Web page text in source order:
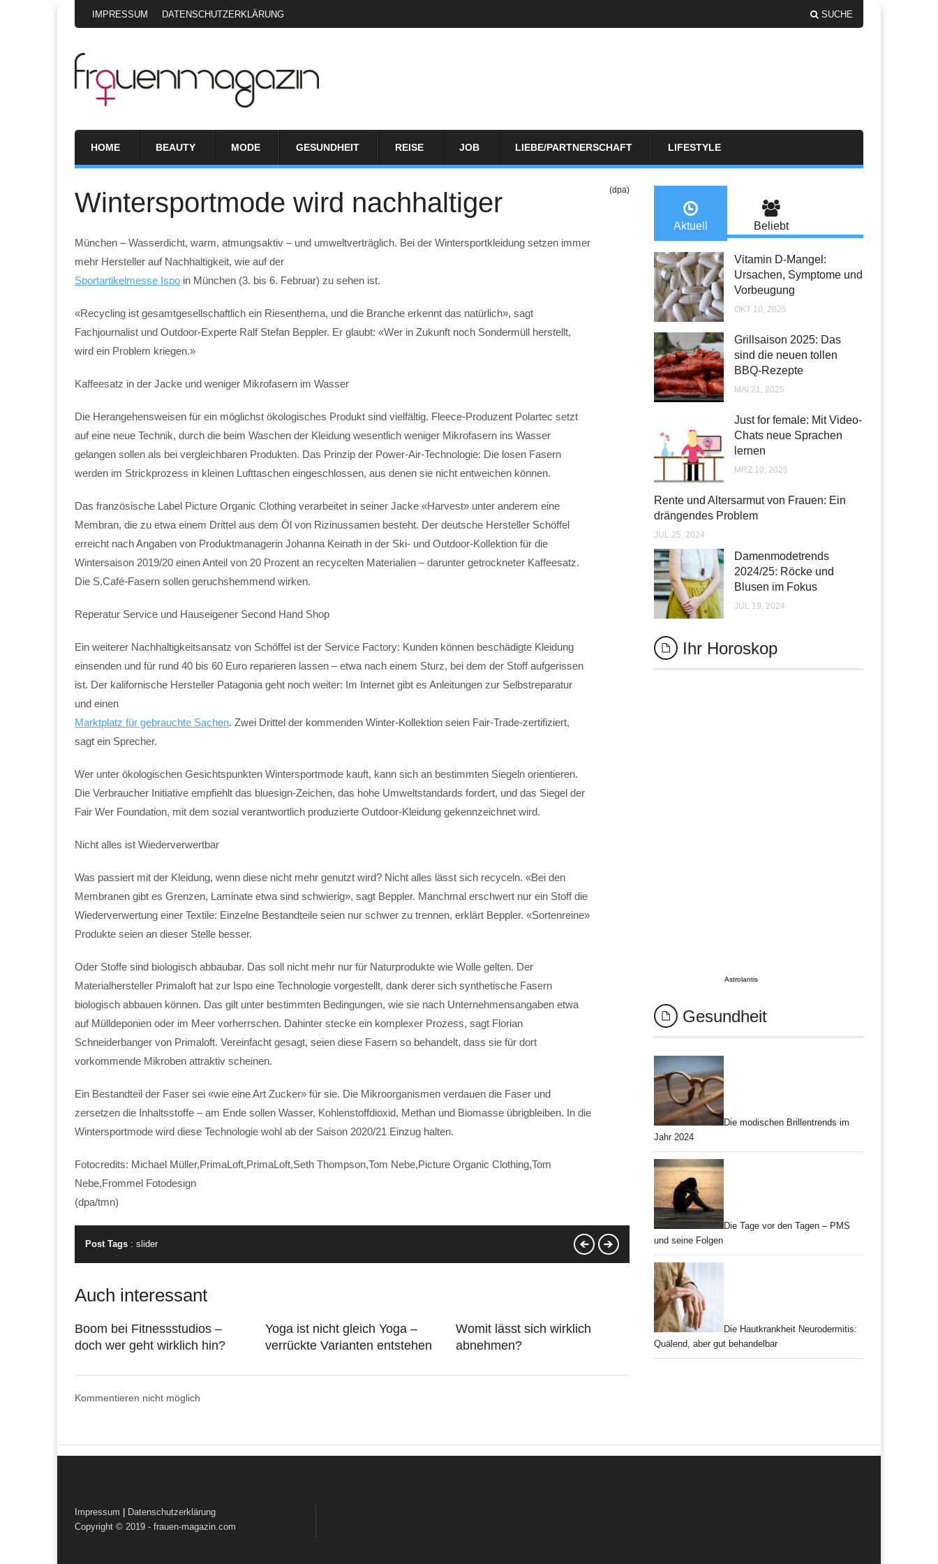
IMPRESSUM DATENSCHUTZERKLÄRUNG SUCHE
HOME BEAUTY MODE GESUNDHEIT REISE JOB LIEBE/PARTNERSCHAFT LIFESTYLE
Wintersportmode wird nachhaltiger (dpa)
München – Wasserdicht, warm, atmungsaktiv – und umweltverträglich. Bei der Wintersportkleidung setzen immer
mehr Hersteller auf Nachhaltigkeit, wie auf der
Sportartikelmesse Ispo in München (3. bis 6. Februar) zu sehen ist.
«Recycling ist gesamtgesellschaftlich ein Riesenthema, und die Branche erkennt das natürlich», sagt
Fachjournalist und Outdoor-Experte Ralf Stefan Beppler. Er glaubt: «Wer in Zukunft noch Sondermüll herstellt,
wird ein Problem kriegen.»
Kaffeesatz in der Jacke und weniger Mikrofasern im Wasser
Die Herangehensweisen für ein möglichst ökologisches Produkt sind vielfältig. Fleece-Produzent Polartec setzt
auf eine neue Technik, durch die beim Waschen der Kleidung wesentlich weniger Mikrofasern ins Wasser
gelangen sollen als bei vergleichbaren Produkten. Das Prinzip der Power-Air-Technologie: Die losen Fasern
werden im Strickprozess in kleinen Lufttaschen eingeschlossen, aus denen sie nicht entweichen können.
Das französische Label Picture Organic Clothing verarbeitet in seiner Jacke «Harvest» unter anderem eine
Membran, die zu etwa einem Drittel aus dem Öl von Rizinussamen besteht. Der deutsche Hersteller Schöffel
erreicht nach Angaben von Produktmanagerin Johanna Keinath in der Ski- und Outdoor-Kollektion für die
Wintersaison 2019/20 einen Anteil von 20 Prozent an recycelten Materialien – darunter getrockneter Kaffeesatz.
Die S.Café-Fasern sollen geruchshemmend wirken.
Reperatur Service und Hauseigener Second Hand Shop
Ein weiterer Nachhaltigkeitsansatz von Schöffel ist der Service Factory: Kunden können beschädigte Kleidung
einsenden und für rund 40 bis 60 Euro reparieren lassen – etwa nach einem Sturz, bei dem der Stoff aufgerissen
ist. Der kalifornische Hersteller Patagonia geht noch weiter: Im Internet gibt es Anleitungen zur Selbstreparatur
und einen
Marktplatz für gebrauchte Sachen. Zwei Drittel der kommenden Winter-Kollektion seien Fair-Trade-zertifiziert,
sagt ein Sprecher.
Wer unter ökologischen Gesichtspunkten Wintersportmode kauft, kann sich an bestimmten Siegeln orientieren.
Die Verbraucher Initiative empfiehlt das bluesign-Zeichen, das hohe Umweltstandards fordert, und das Siegel der
Fair Wer Foundation, mit dem sozial verantwortlich produzierte Outdoor-Kleidung gekennzeichnet wird.
Nicht alles ist Wiederverwertbar
Was passiert mit der Kleidung, wenn diese nicht mehr genutzt wird? Nicht alles lässt sich recyceln. «Bei den
Membranen gibt es Grenzen, Laminate etwa sind schwierig», sagt Beppler. Manchmal erschwert nur ein Stoff die
Wiederverwertung einer Textile: Einzelne Bestandteile seien nur schwer zu trennen, erklärt Beppler. «Sortenreine»
Produkte seien an dieser Stelle besser.
Oder Stoffe sind biologisch abbaubar. Das soll nicht mehr nur für Naturprodukte wie Wolle gelten. Der
Materialhersteller Primaloft hat zur Ispo eine Technologie vorgestellt, dank derer sich synthetische Fasern
biologisch abbauen können. Das gilt unter bestimmten Bedingungen, wie sie nach Unternehmensangaben etwa
auf Mülldeponien oder im Meer vorherrschen. Dahinter stecke ein komplexer Prozess, sagt Florian
Schneiderbanger von Primaloft. Vereinfacht gesagt, seien diese Fasern so behandelt, dass sie für dort
vorkommende Mikroben attraktiv scheinen.
Ein Bestandteil der Faser sei «wie eine Art Zucker» für sie. Die Mikroorganismen verdauen die Faser und
zersetzen die Inhaltsstoffe – am Ende sollen Wasser, Kohlenstoffdioxid, Methan und Biomasse übrigbleiben. In die
Wintersportmode wird diese Technologie wohl ab der Saison 2020/21 Einzug halten.
Fotocredits: Michael Müller,PrimaLoft,PrimaLoft,Seth Thompson,Tom Nebe,Picture Organic Clothing,Tom
Nebe,Frommel Fotodesign
(dpa/tmn)
Post Tags : slider
Auch interessant
Boom bei Fitnessstudios –
doch wer geht wirklich hin?
Yoga ist nicht gleich Yoga –
verrückte Varianten entstehen
Womit lässt sich wirklich
abnehmen?
Kommentieren nicht möglich
Aktuell Beliebt
Vitamin D-Mangel:
Ursachen, Symptome und
Vorbeugung
OKT 10, 2025
Grillsaison 2025: Das
sind die neuen tollen
BBQ-Rezepte
MAI 21, 2025
Just for female: Mit Video-
Chats neue Sprachen
lernen
MRZ 10, 2025
Rente und Altersarmut von Frauen: Ein
drängendes Problem
JUL 25, 2024
Damenmodetrends
2024/25: Röcke und
Blusen im Fokus
JUL 19, 2024
Ihr Horoskop
Astrolantis
Gesundheit
Die modischen Brillentrends im
Jahr 2024
Die Tage vor den Tagen – PMS
und seine Folgen
Die Hautkrankheit Neurodermitis:
Quälend, aber gut behandelbar
Impressum | Datenschutzerklärung
Copyright © 2019 - frauen-magazin.com